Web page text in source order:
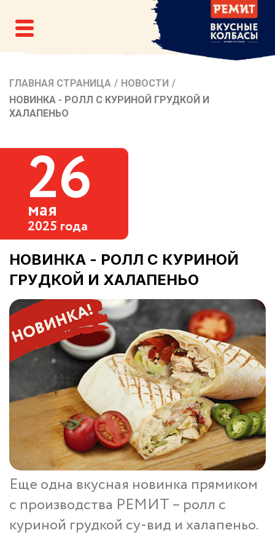
ГЛАВНАЯ СТРАНИЦА / НОВОСТИ /
НОВИНКА - РОЛЛ С КУРИНОЙ ГРУДКОЙ И
ХАЛАПЕНЬО
26
мая
2025 года
НОВИНКА - РОЛЛ С КУРИНОЙ
ГРУДКОЙ И ХАЛАПЕНЬО
Еще одна вкусная новинка прямиком
с производства РЕМИТ – ролл с
куриной грудкой су-вид и халапеньо.